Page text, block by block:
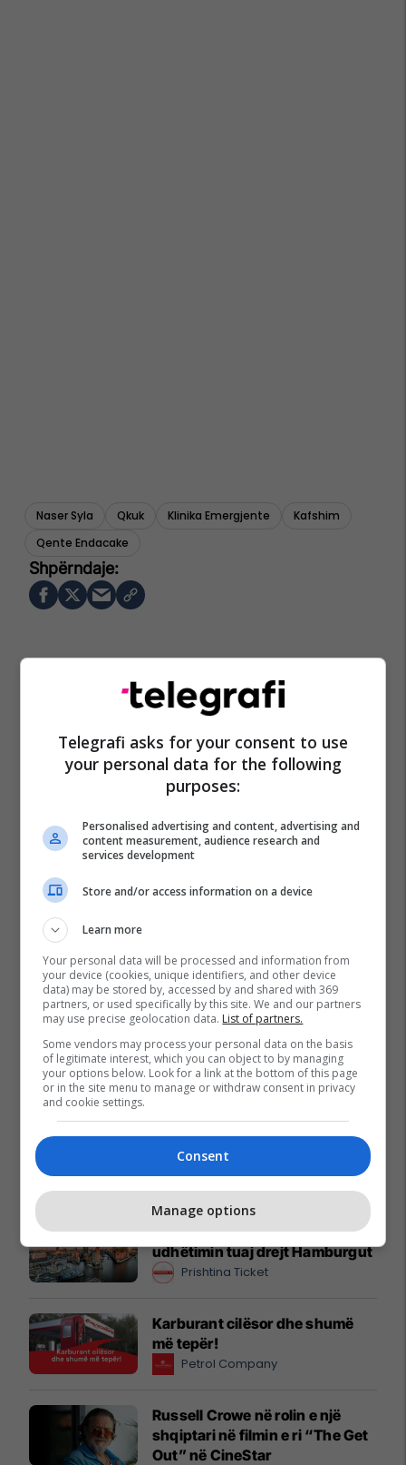
Naser Syla Qkuk Klinika Emergjente
Kafshim
Qente Endacake
Promo Reklamo këtu
Zgjidhni PrishtinaTicket për
udhëtimin tuaj drejt Hamburgut
Prishtina Ticket
Karburant cilësor dhe shumë
më tepër!
Petrol Company
Russell Crowe në rolin e një
shqiptari në filmin e ri “The Get
Out” në CineStar
Telegrafi asks for your consent to use
your personal data for the following
purposes:
Personalised advertising and content, advertising and
content measurement, audience research and
services development
Store and/or access information on a device
Learn more
Your personal data will be processed and information from
your device (cookies, unique identifiers, and other device
data) may be stored by, accessed by and shared with 369
partners, or used specifically by this site. We and our partners
may use precise geolocation data. List of partners.
Some vendors may process your personal data on the basis
of legitimate interest, which you can object to by managing
your options below. Look for a link at the bottom of this page
or in the site menu to manage or withdraw consent in privacy
and cookie settings.
Consent
Manage options